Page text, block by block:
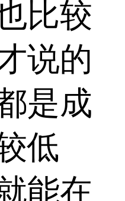
比较
说的
是成
低
能在